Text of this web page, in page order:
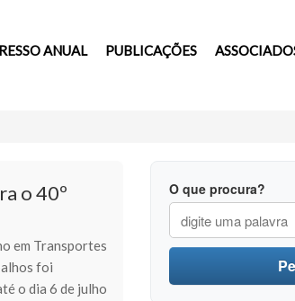
ANUAL PUBLICAÇÕES
o 40º
em Transportes
foi
o dia 6 de julho
O que procura?